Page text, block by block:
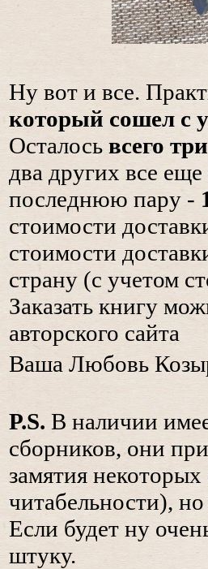
Ну вот и все.
который сошел с
Осталось всего
два других все
последнюю пару -
стоимости
стоимости
страну (с учетом
Заказать книгу
авторского сайта
Ваша Любовь
P.S. В наличии
сборников, они
замятия некоторых
читабельности),
Если будет ну
штуку.